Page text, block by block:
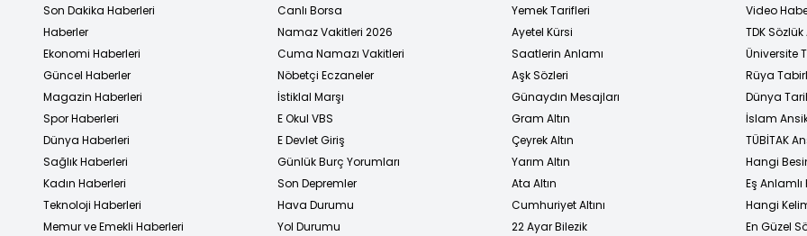
Son Dakika Haberleri
Haberler
Ekonomi Haberleri
Güncel Haberler
Magazin Haberleri
Spor Haberleri
Dünya Haberleri
Sağlık Haberleri
Kadın Haberleri
Teknoloji Haberleri
Memur ve Emekli Haberleri
Canlı Borsa
Namaz Vakitleri 2026
Cuma Namazı Vakitleri
Nöbetçi Eczaneler
İstiklal Marşı
E Okul VBS
E Devlet Giriş
Günlük Burç Yorumları
Son Depremler
Hava Durumu
Yol Durumu
Yemek Tarifleri
Ayetel Kürsi
Saatlerin Anlamı
Aşk Sözleri
Günaydın Mesajları
Gram Altın
Çeyrek Altın
Yarım Altın
Ata Altın
Cumhuriyet Altını
22 Ayar Bilezik
Video
TDK
Üniversite
Rüya
Dünya
İslam
TÜBİTAK
Hangi
Eş
Hangi
En Güzel